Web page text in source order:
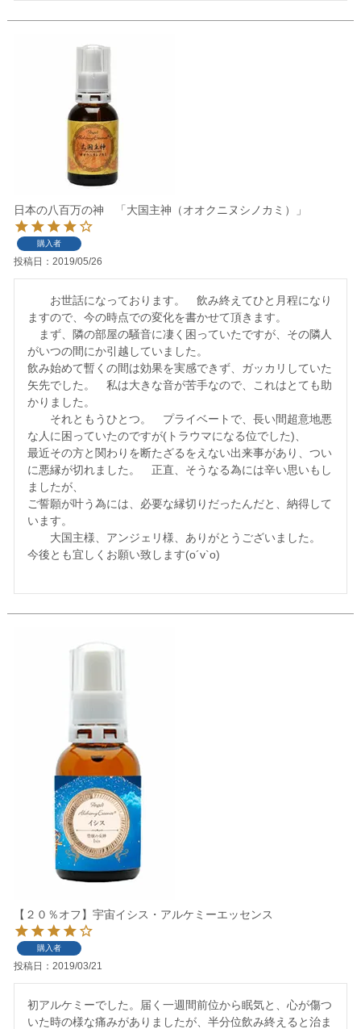
日本の八百万の神 「大国主神（オオクニヌシノカミ）」
購入者
投稿日 2019/05/26
お世話になっております。　飲み終えてひと月程になり
ますので、今の時点での変化を書かせて頂きます。
まず、隣の部屋の騒音に凄く困っていたですが、その隣人
がいつの間にか引越していました。
飲み始めて暫くの間は効果を実感できず、ガッカリしていた
矢先でした。　私は大きな音が苦手なので、これはとても助
かりました。
それともうひとつ。　プライベートで、長い間超意地悪
な人に困っていたのですが(トラウマになる位でした)、
最近その方と関わりを断たざるをえない出来事があり、つい
に悪縁が切れました。　正直、そうなる為には辛い思いもし
ましたが、
ご誓願が叶う為には、必要な縁切りだったんだと、納得して
います。
大国主様、アンジェリ様、ありがとうございました。
今後とも宜しくお願い致します(о´v`о)
【２０％オフ】宇宙イシス・アルケミーエッセンス
購入者
投稿日 2019/03/21
初アルケミーでした。届く一週間前位から眠気と、心が傷つ
いた時の様な痛みがありましたが、半分位飲み終えると治ま